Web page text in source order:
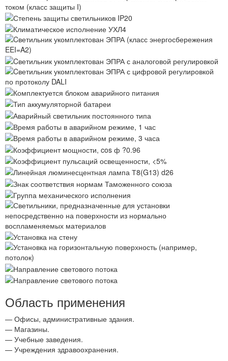
Область применения
— Офисы, административные здания.
— Магазины.
— Учебные заведения.
— Учреждения здравоохранения.